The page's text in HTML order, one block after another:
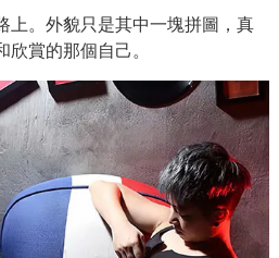
上。外貌只是其中一塊拼圖，真
賞的那個自己。